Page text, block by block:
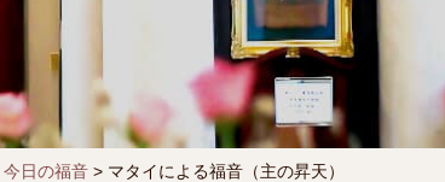
今日の福音> マタイによる福音（主の昇天）